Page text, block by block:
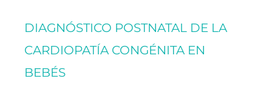
DIAGNÓSTICO POSTNATAL DE LA
CARDIOPATÍA CONGÉNITA EN
BEBÉS